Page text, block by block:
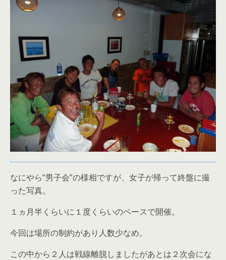
なにやら“男子会”の様相ですが、女子が帰って終盤に撮
った写真。
１ヵ月半くらいに１度くらいのペースで開催。
今回は場所の制約があり人数少なめ。
この中から２人は戦線離脱しましたがあとは２次会にな